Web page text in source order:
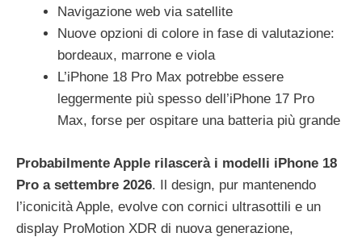
Navigazione web via satellite
Nuove opzioni di colore in fase di valutazione:
bordeaux, marrone e viola
L’iPhone 18 Pro Max potrebbe essere
leggermente più spesso dell’iPhone 17 Pro
Max, forse per ospitare una batteria più grande
Probabilmente Apple rilascerà i modelli iPhone 18
Pro a settembre 2026. Il design, pur mantenendo
l’iconicità Apple, evolve con cornici ultrasottili e un
display ProMotion XDR di nuova generazione,